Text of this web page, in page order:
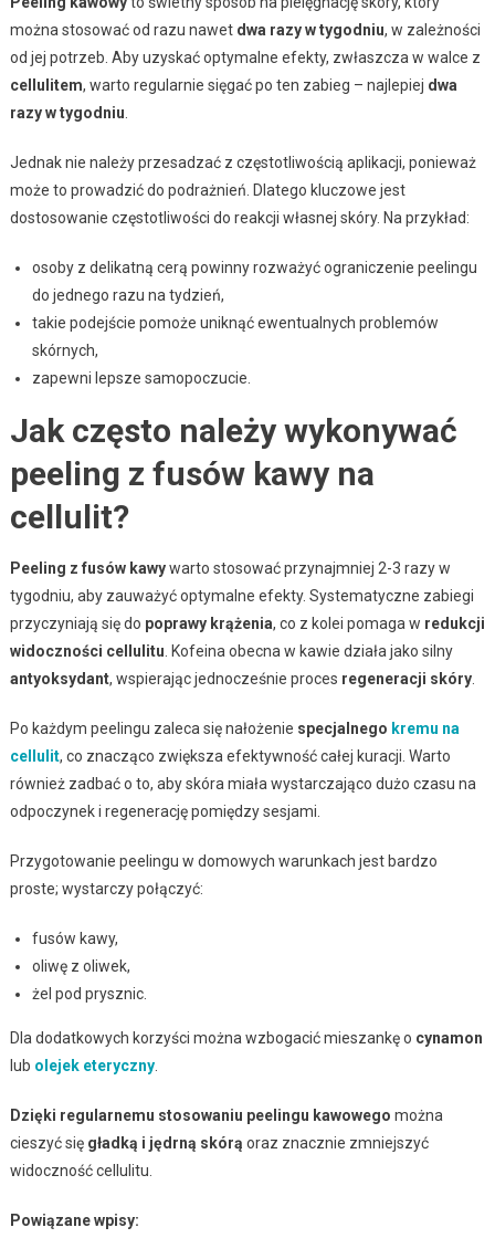
można stosować od razu nawet dwa razy w tygodniu, w zależności
od jej potrzeb. Aby uzyskać optymalne efekty, zwłaszcza w walce z
cellulitem, warto regularnie sięgać po ten zabieg – najlepiej dwa
razy w tygodniu.
Jednak nie należy przesadzać z częstotliwością aplikacji, ponieważ
może to prowadzić do podrażnień. Dlatego kluczowe jest
dostosowanie częstotliwości do reakcji własnej skóry. Na przykład:
osoby z delikatną cerą powinny rozważyć ograniczenie peelingu
do jednego razu na tydzień,
takie podejście pomoże uniknąć ewentualnych problemów
skórnych,
zapewni lepsze samopoczucie.
Jak często należy wykonywać
peeling z fusów kawy na
cellulit?
Peeling z fusów kawywarto stosować przynajmniej 2-3 razy w
tygodniu, aby zauważyć optymalne efekty. Systematyczne zabiegi
przyczyniają się do poprawy krążenia, co z kolei pomaga w redukcji
widoczności cellulitu. Kofeina obecna w kawie działa jako silny
antyoksydant, wspierając jednocześnie proces regeneracji skóry.
Po każdym peelingu zaleca się nałożenie specjalnego kremu na
cellulit, co znacząco zwiększa efektywność całej kuracji. Warto
również zadbać o to, aby skóra miała wystarczająco dużo czasu na
odpoczynek i regenerację pomiędzy sesjami.
Przygotowanie peelingu w domowych warunkach jest bardzo
proste; wystarczy połączyć:
fusów kawy,
oliwę z oliwek,
żel pod prysznic.
Dla dodatkowych korzyści można wzbogacić mieszankę o cynamon
lub olejek eteryczny.
Dzięki regularnemu stosowaniu peelingu kawowego można
cieszyć się gładką i jędrną skórą oraz znacznie zmniejszyć
widoczność cellulitu.
Powiązane wpisy: